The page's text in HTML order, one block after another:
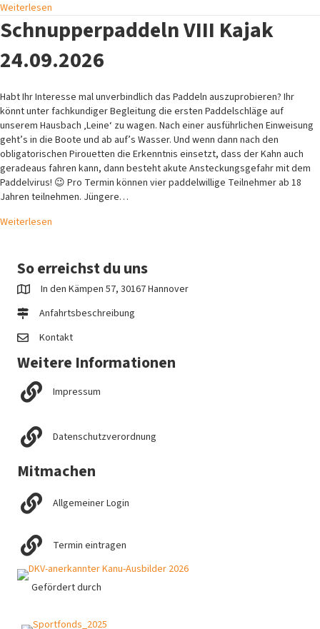
Weiterlesen
Schnupperpaddeln VIII Kajak
24.09.2026
Habt Ihr Interesse mal unverbindlich das Paddeln auszuprobieren? Ihr
könnt unter fachkundiger Begleitung die ersten Paddelschläge auf
unserem Hausbach ‚Leine‘ zu wagen. Nach einer ausführlichen Einweisung
geht’s in die Boote und ab auf’s Wasser. Und wenn dann nach den
obligatorischen Pirouetten die Erkenntnis einsetzt, dass der Kahn auch
geradeaus fahren kann, dann besteht akute Ansteckungsgefahr mit dem
Paddelvirus! 😉 Pro Termin können vier paddelwillige Teilnehmer ab 18
Jahren teilnehmen. Jüngere…
Weiterlesen
So erreichst du uns
In den Kämpen 57, 30167 Hannover
Anfahrtsbeschreibung
Kontakt
Weitere Informationen
Impressum
Datenschutzverordnung
Mitmachen
Allgemeiner Login
Termin eintragen
Gefördert durch